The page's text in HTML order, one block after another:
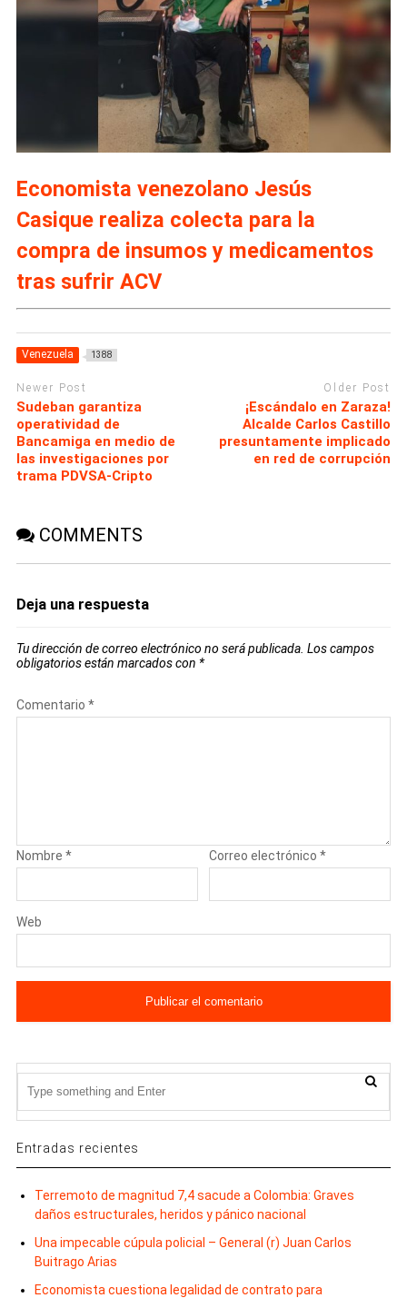
Economista venezolano Jesús
Casique realiza colecta para la
compra de insumos y medicamentos
tras sufrir ACV
Venezuela 1388
Newer Post
Sudeban garantiza
operatividad de
Bancamiga en medio de
las investigaciones por
trama PDVSA-Cripto
Older Post
¡Escándalo en Zaraza!
Alcalde Carlos Castillo
presuntamente implicado
en red de corrupción
COMMENTS
Deja una respuesta
Tu dirección de correo electrónico no será publicada. Los campos
obligatorios están marcados con *
Comentario *
Nombre * Correo electrónico*
Web
Entradas recientes
Terremoto de magnitud 7,4 sacude a Colombia: Graves
daños estructurales, heridos y pánico nacional
Una impecable cúpula policial – General (r) Juan Carlos
Buitrago Arias
Economista cuestiona legalidad de contrato para